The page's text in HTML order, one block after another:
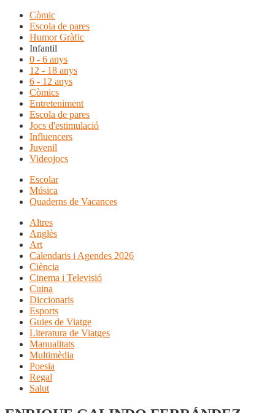
Còmic
Escola de pares
Humor Gràfic
Infantil
0 - 6 anys
12 - 18 anys
6 - 12 anys
Còmics
Entreteniment
Escola de pares
Jocs d'estimulació
Influencers
Juvenil
Videojocs
Escolar
Música
Quaderns de Vacances
Altres
Anglès
Art
Calendaris i Agendes 2026
Ciència
Cinema i Televisió
Cuina
Diccionaris
Esports
Guies de Viatge
Literatura de Viatges
Manualitats
Multimèdia
Poesia
Regal
Salut